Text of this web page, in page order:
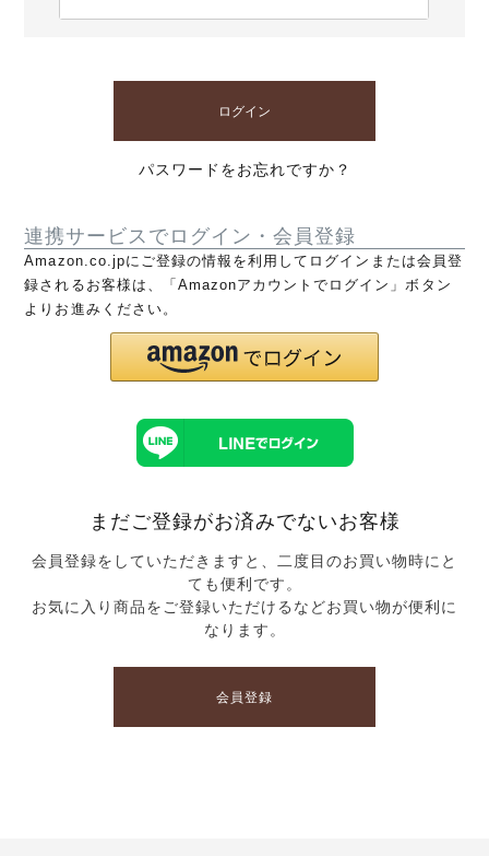
ログイン
パスワードをお忘れですか？
連携サービスでログイン・会員登録
Amazon.co.jpにご登録の情報を利用してログインまたは会員登
録されるお客様は、「Amazonアカウントでログイン」ボタン
よりお進みください。
まだご登録がお済みでないお客様
会員登録をしていただきますと、二度目のお買い物時にと
ても便利です。
お気に入り商品をご登録いただけるなどお買い物が便利に
なります。
会員登録